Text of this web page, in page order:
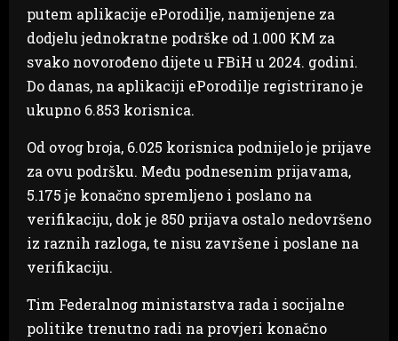
putem aplikacije ePorodilje, namijenjene za
dodjelu jednokratne podrške od 1.000 KM za
svako novorođeno dijete u FBiH u 2024. godini.
Do danas, na aplikaciji ePorodilje registrirano je
ukupno 6.853 korisnica.
Od ovog broja, 6.025 korisnica podnijelo je prijave
za ovu podršku. Među podnesenim prijavama,
5.175 je konačno spremljeno i poslano na
verifikaciju, dok je 850 prijava ostalo nedovršeno
iz raznih razloga, te nisu završene i poslane na
verifikaciju.
Tim Federalnog ministarstva rada i socijalne
politike trenutno radi na provjeri konačno